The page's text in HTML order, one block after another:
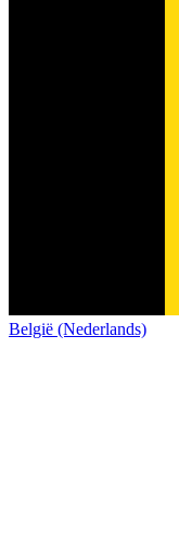
België (Nederlands)